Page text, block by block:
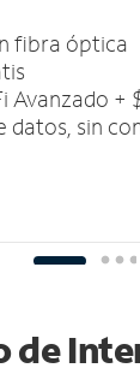
fibra óptica
Avanzado +
datos, sin
de